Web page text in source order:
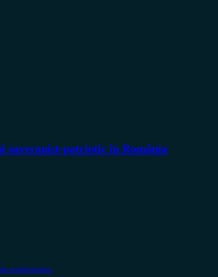
suveranist-patriotic în România
semit!ortodox